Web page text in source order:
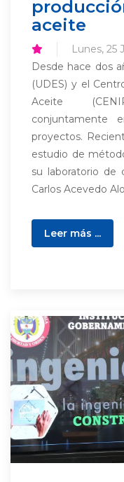
aceite
Lunes, 25
Desde hace dos
(UDES) y el
Aceite
conjuntamente
proyectos.
estudio de
su laboratorio de
Carlos Acevedo
Leer más ...